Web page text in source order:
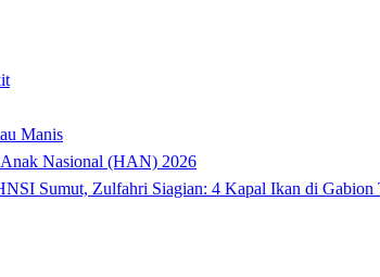
Manis
Anak Nasional (HAN) 2026
Sumut, Zulfahri Siagian: 4 Kapal Ikan di